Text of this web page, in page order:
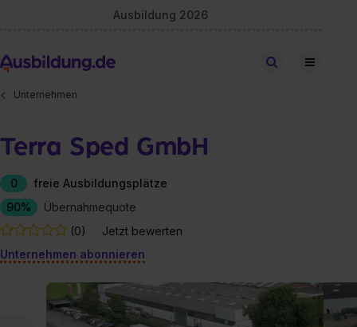
Ausbildung 2026
Stellen finden
Unternehmen
Terra Sped GmbH
0
freie Ausbildungsplätze
90%
Übernahmequote
(0)
Jetzt bewerten
Unternehmen abonnieren